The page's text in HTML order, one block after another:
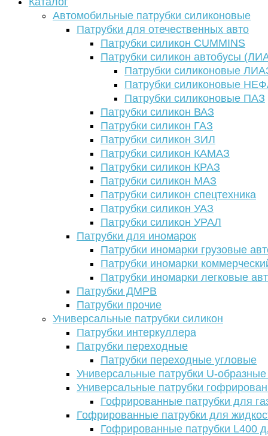
Автомобильные патрубки силиконовые
Патрубки для отечественных авто
Патрубки силикон CUMMINS
Патрубки силикон автобусы
Патрубки силиконовые
Патрубки силиконовые
Патрубки силиконовые ПАЗ
Патрубки силикон ВАЗ
Патрубки силикон ГАЗ
Патрубки силикон ЗИЛ
Патрубки силикон КАМАЗ
Патрубки силикон КРАЗ
Патрубки силикон МАЗ
Патрубки силикон спецтехника
Патрубки силикон УАЗ
Патрубки силикон УРАЛ
Патрубки для иномарок
Патрубки иномарки грузовые
Патрубки иномарки
Патрубки иномарки легковые
Патрубки ДМРВ
Патрубки прочие
Универсальные патрубки силикон
Патрубки интеркуллера
Патрубки переходные
Патрубки переходные угловые
Универсальные патрубки U-
Универсальные патрубки
Гофрированные патрубки для
Гофрированные патрубки для
Гофрированные патрубки L400